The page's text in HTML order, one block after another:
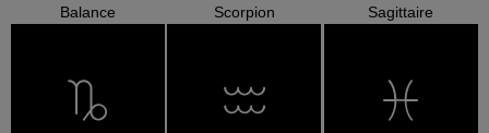
Balance Scorpion Sagittaire